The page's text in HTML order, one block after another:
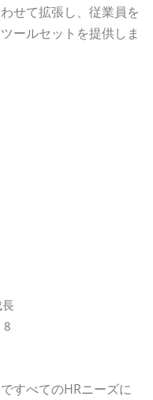
せて拡張し、従業員を
ールセットを提供しま
8
すべてのHRニーズに